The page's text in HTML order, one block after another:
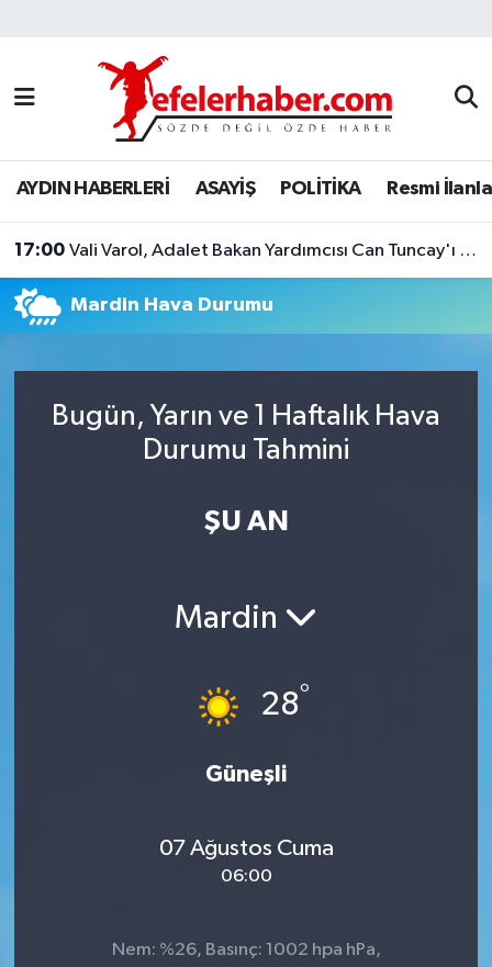
AYDIN HABERLERİ ASAYİŞ POLİTİKA Resmi
17:00 Vali Varol, Adalet Bakan Yardımcısı Can Tuncay'ı ağırladı
Mardin Hava Durumu
Bugün, Yarın ve 1 Haftalık Hava
Durumu Tahmini
ŞU AN
Mardin
28°
Güneşli
07 Ağustos Cuma
06:00
Nem: %26, Basınç: 1002 hpa hPa,
Nöbetçi Eczaneler
Hava Durumu
Aydin Namaz Vakitleri
Trafik Durumu
Süper Lig Puan Durumu ve Fikstür
Son Dakika Haberleri